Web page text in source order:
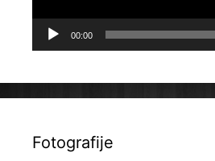
00:00
Fotografije